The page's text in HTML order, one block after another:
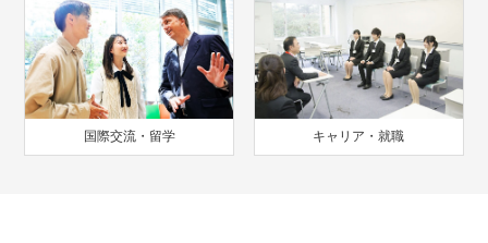
国際交流・留学 キャリア・就職